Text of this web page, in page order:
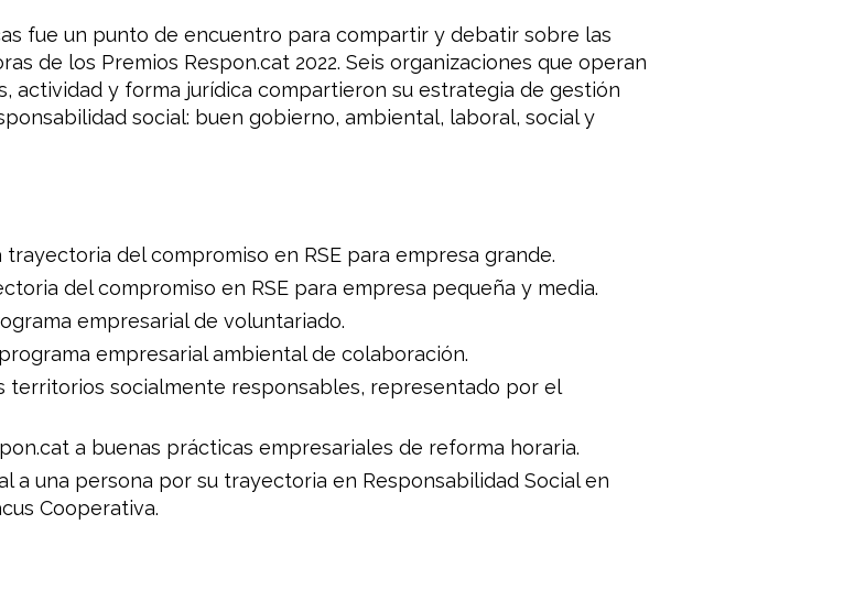
fue un punto de encuentro para compartir y debatir sobre las
de los Premios Respon.cat 2022. Seis organizaciones que operan
actividad y forma jurídica compartieron su estrategia de gestión
social: buen gobierno, ambiental, laboral, social y
trayectoria del compromiso en RSE para empresa grande.
del compromiso en RSE para empresa pequeña y media.
empresarial de voluntariado.
empresarial ambiental de colaboración.
territorios socialmente responsables, representado por el
a buenas prácticas empresariales de reforma horaria.
a una persona por su trayectoria en Responsabilidad Social en
Cooperativa.